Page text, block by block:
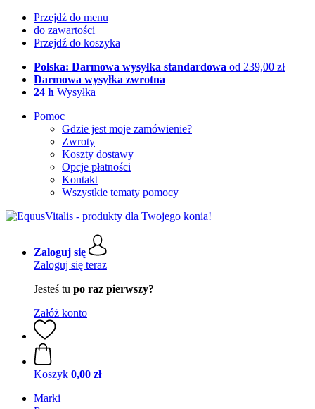
Przejdź do menu
do zawartości
Przejdź do koszyka
Polska: Darmowa wysyłka standardowa od 239,00 zł
Darmowa wysyłka zwrotna
24 h Wysyłka
Pomoc
Gdzie jest moje zamówienie?
Zwroty
Koszty dostawy
Opcje płatności
Kontakt
Wszystkie tematy pomocy
Zaloguj się
Zaloguj się teraz
Jesteś tu po raz pierwszy?
Załóż konto
Koszyk 0,00 zł
Marki